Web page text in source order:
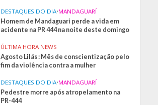
DESTAQUES DO DIA•MANDAGUARÍ
Homem de Mandaguari perde a vida em
acidente na PR 444 na noite deste domingo
ÚLTIMA HORA NEWS
Agosto Lilás : Mês de conscientização pelo
fim da violência contra a mulher
DESTAQUES DO DIA•MANDAGUARÍ
Pedestre morre após atropelamento na
PR-444